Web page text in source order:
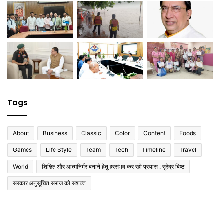
Tags
About Business Classic Color Content Foods
Games Life Style Team Tech Timeline Travel
World शिक्षित और आत्मनिर्भर बनाने हेतु हरसंभव कर रही प्रयास : सुरेंद्र बिष्ठ
सरकार अनुसूचित समाज को सशक्त